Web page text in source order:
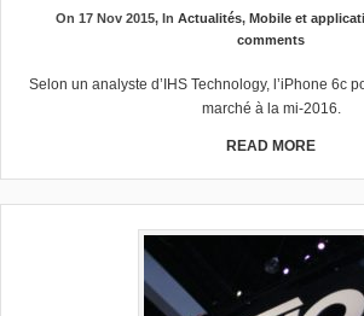
On 17 Nov 2015, In Actualités, Mobile et
comments
Selon un analyste d’IHS Technology, l’iPhone 6c
marché à la mi-2016.
READ MORE